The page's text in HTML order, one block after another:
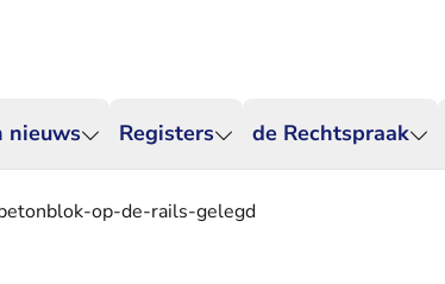
nieuws Registers de Rechtspraak
op-de-rails-gelegd